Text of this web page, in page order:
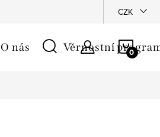
CZK
O nás Věrnostní